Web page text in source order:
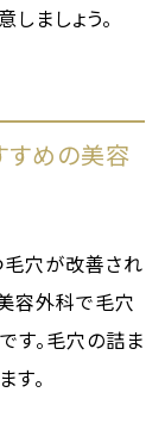
ましょう。
すめの美容
毛穴が改善され
容外科で毛穴
す。毛穴の詰ま
す。